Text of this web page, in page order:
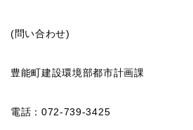
(問い合わせ)
豊能町建設環境部都市計画課
電話：072-739-3425